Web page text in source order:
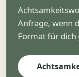
Anfrage, wenn
Format für dich